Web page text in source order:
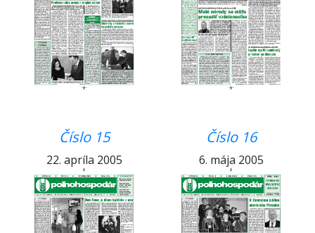
Číslo 15
22. apríla 2005
Číslo 16
6. mája 2005